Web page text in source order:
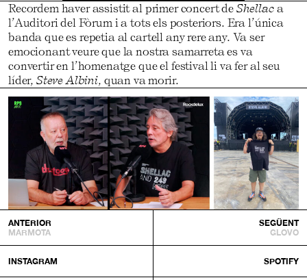
Recordem haver assistit al primer concert de Shellaca
l’Auditori del Fòrum i a tots els posteriors. Era l’única
banda que es repetia al cartell any rere any. Va ser
emocionant veure que la nostra samarreta es va
convertir en l’homenatge que el festival li va fer al seu
líder, Steve Albini, quan va morir.
ANTERIOR
MARMOTA
SEGÜENT
GLOVO
INSTAGRAM SPOTIFY